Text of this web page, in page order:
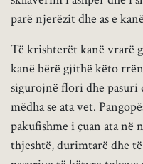
parë njerëzit dhe as e
Të krishterët kanë vrarë
kanë bërë gjithë këto
sigurojnë flori dhe pasuri
mëdha se ata vet.
pakufishme i çuan ata
thjeshtë, durimtarë dhe